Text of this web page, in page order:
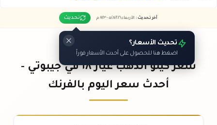
آخر تحديث : الأربعاء ٠٥ /٠٨/٢٠٢٦ - ٠٩:٢٣ م تحديث
تحديث الأسعار؟
اضغط هنا للحصول على أحدث الأسعار فوراً
سعر كيلو الذهب عيار ١٨ في جيبوتي -
أحدث سعر اليوم بالفرنك